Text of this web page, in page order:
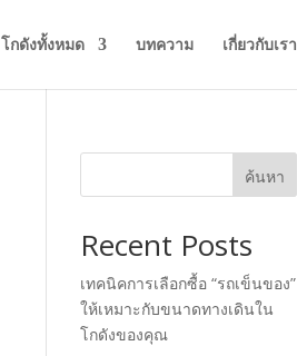
โกดังทั้งหมด บทความ เกี่ยวกับเรา
ค้นหา
Recent Posts
เทคนิคการเลือกซื้อ “รถเข็นของ”
ให้เหมาะกับขนาดทางเดินใน
โกดังของคุณ